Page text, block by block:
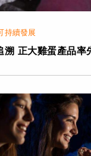
持續發展
溯 正大雞蛋產品率